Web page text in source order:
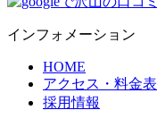
インフォメーション
HOME
アクセス・料金表
採用情報